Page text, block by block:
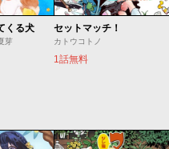
くる犬
芽
セットマッチ！
カトウコトノ
1話無料